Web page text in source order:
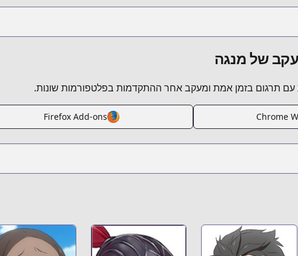
של מנגה
תרגום בזמן אמת ומעקב אחר ההתקדמות בפלטפורמות שונות.
Chrome
Firefox Add-ons